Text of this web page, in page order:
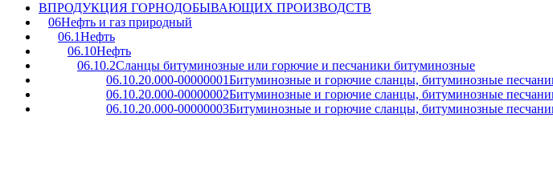
BПРОДУКЦИЯ ГОРНОДОБЫВАЮЩИХ ПРОИЗВОДСТВ
06Нефть и газ природный
06.1Нефть
06.10Нефть
06.10.2Сланцы битуминозные или горючие и песчаники битуминозные
06.10.20.000-00000001Битуминозные и горючие сланцы, битуминозные
06.10.20.000-00000002Битуминозные и горючие сланцы, битуминозные
06.10.20.000-00000003Битуминозные и горючие сланцы, битуминозные